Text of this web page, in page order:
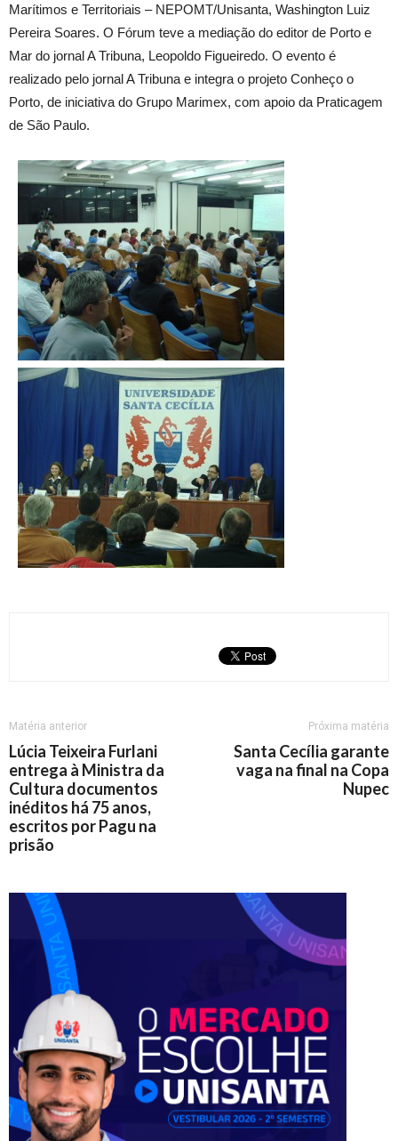
Marítimos e Territoriais – NEPOMT/Unisanta, Washington Luiz
Pereira Soares. O Fórum teve a mediação do editor de Porto e
Mar do jornal A Tribuna, Leopoldo Figueiredo. O evento é
realizado pelo jornal A Tribuna e integra o projeto Conheço o
Porto, de iniciativa do Grupo Marimex, com apoio da Praticagem
de São Paulo.
Matéria anterior
Lúcia Teixeira Furlani
entrega à Ministra da
Cultura documentos
inéditos há 75 anos,
escritos por Pagu na
prisão
Próxima matéria
Santa Cecília garante
vaga na final na Copa
Nupec